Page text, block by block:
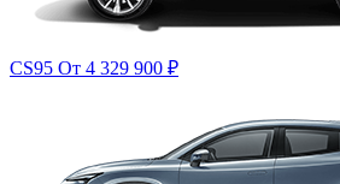
CS95 От 4 329 900 ₽